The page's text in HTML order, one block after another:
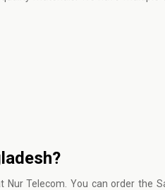
Telecom. You can order the